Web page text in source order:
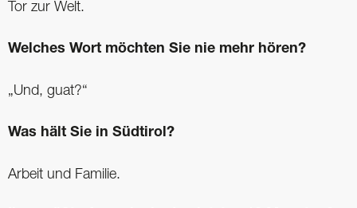
Tor zur Welt.
Welches Wort möchten Sie nie mehr hören?
„Und, guat?“
Was hält Sie in Südtirol?
Arbeit und Familie.